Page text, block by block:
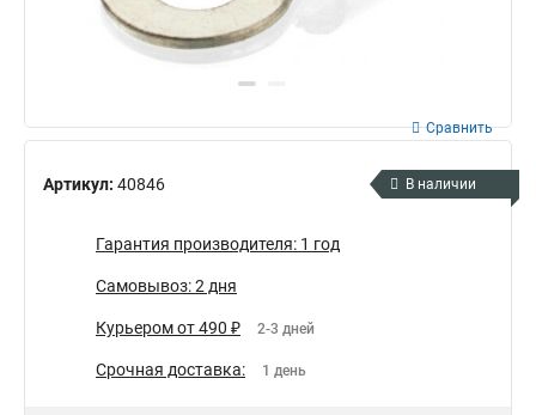
Артикул: 40846
Сравнить
В наличии
Гарантия производителя: 1 год
Самовывоз: 2 дня
Курьером от 490 ₽ 2-3 дней
Срочная доставка: 1 день